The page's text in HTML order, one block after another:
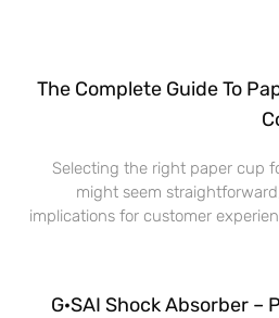
The Complete Guide To
Selecting the right paper cup
might seem
implications for customer
G·SAI Shock Absorber